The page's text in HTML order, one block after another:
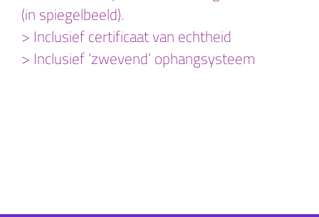
(in spiegelbeeld).
> Inclusief certificaat van echtheid
> Inclusief ‘zwevend’ ophangsysteem